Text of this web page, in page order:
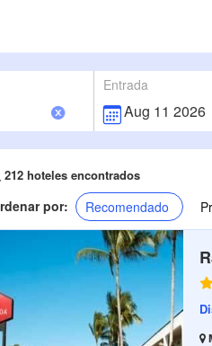
Entrada
212 hoteles encontrados
por: Recomendado